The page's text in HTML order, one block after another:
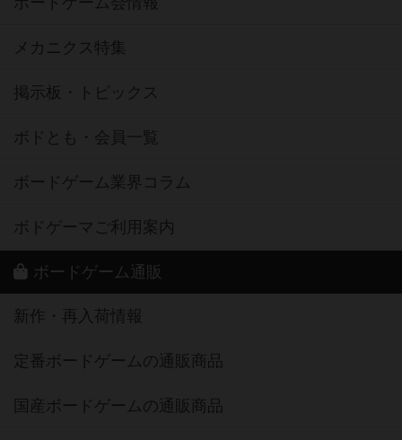
メカニクス特集
掲示板・トピックス
ボドとも・会員一覧
ボードゲーム業界コラム
ボドゲーマご利用案内
ボードゲーム通販
新作・再入荷情報
定番ボードゲームの通販商品
国産ボードゲームの通販商品